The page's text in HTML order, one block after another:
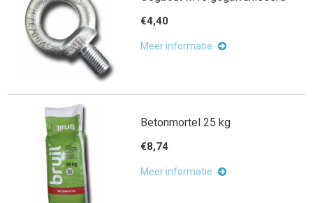
€4,40
Meer informatie
Betonmortel 25 kg
€8,74
Meer informatie